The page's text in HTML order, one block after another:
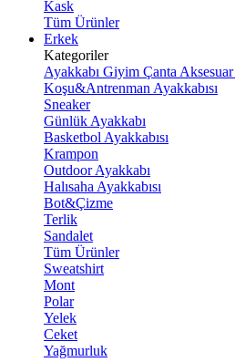
Kask
Tüm Ürünler
Erkek
Kategoriler
Ayakkabı Giyim Çanta Aksesuar
Koşu&Antrenman Ayakkabısı
Sneaker
Günlük Ayakkabı
Basketbol Ayakkabısı
Krampon
Outdoor Ayakkabı
Halısaha Ayakkabısı
Bot&Çizme
Terlik
Sandalet
Tüm Ürünler
Sweatshirt
Mont
Polar
Yelek
Ceket
Yağmurluk